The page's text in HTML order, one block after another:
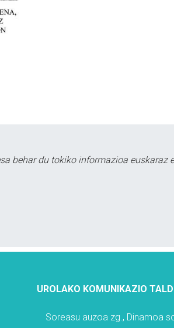
behar du tokiko informazioa euskaraz
UROLAKO KOMUNIKAZIO
Soreasu auzoa zg., Dinamoa